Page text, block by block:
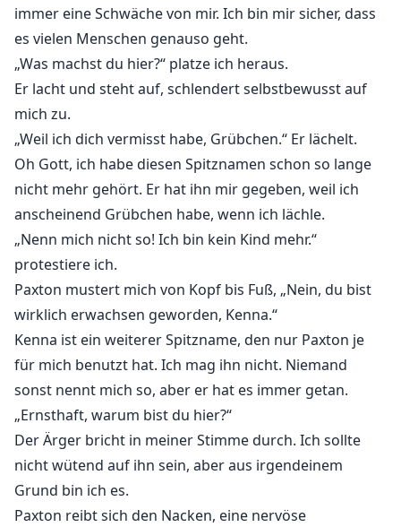
immer eine Schwäche von mir. Ich bin mir sicher, dass
es vielen Menschen genauso geht.
„Was machst du hier?“ platze ich heraus.
Er lacht und steht auf, schlendert selbstbewusst auf
mich zu.
„Weil ich dich vermisst habe, Grübchen.“ Er lächelt.
Oh Gott, ich habe diesen Spitznamen schon so lange
nicht mehr gehört. Er hat ihn mir gegeben, weil ich
anscheinend Grübchen habe, wenn ich lächle.
„Nenn mich nicht so! Ich bin kein Kind mehr.“
protestiere ich.
Paxton mustert mich von Kopf bis Fuß, „Nein, du bist
wirklich erwachsen geworden, Kenna.“
Kenna ist ein weiterer Spitzname, den nur Paxton je
für mich benutzt hat. Ich mag ihn nicht. Niemand
sonst nennt mich so, aber er hat es immer getan.
„Ernsthaft, warum bist du hier?“
Der Ärger bricht in meiner Stimme durch. Ich sollte
nicht wütend auf ihn sein, aber aus irgendeinem
Grund bin ich es.
Paxton reibt sich den Nacken, eine nervöse